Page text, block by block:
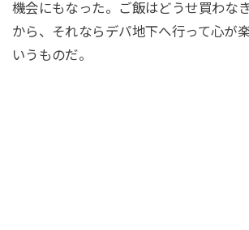
機会にもなった。ご飯はどうせ買わな
から、それならデパ地下へ行って心が
いうものだ。